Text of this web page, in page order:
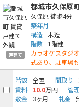
戸建て
都城市久保原
久保原徒歩4分
築年月
構造 木造
階数
1階建
カラオケスタジ
式あり、駐車場
階数 全室 間取り
賃料 10.0万円 管
敷金
3ヶ月 礼金